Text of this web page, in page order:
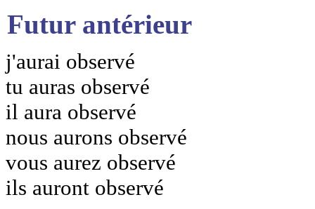
Futur antérieur
j'aurai observé
tu auras observé
il aura observé
nous aurons observé
vous aurez observé
ils auront observé